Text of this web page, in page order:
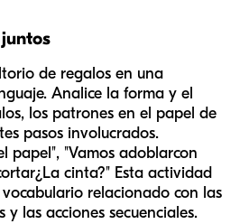
de regalos en una
Analice la forma y el
los patrones en el papel de
pasos involucrados.
papel", "Vamos adoblarcon
¿La cinta?" Esta actividad
relacionado con las
y las acciones secuenciales.